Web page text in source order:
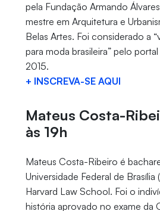
pela Fundação Armando
mestre em Arquitetura e
Belas Artes. Foi considerado a
para moda brasileira” pelo
2015.
+ INSCREVA-SE AQUI
Mateus Costa-
às 19h
Mateus Costa-Ribeiro é
Universidade Federal de Brasília
Harvard Law School. Foi o
história aprovado no exame da